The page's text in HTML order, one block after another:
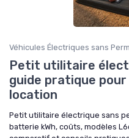
Véhicules Électriques sans
Petit utilitaire
guide pratique
location
Petit utilitaire électrique sans
batterie kWh, coûts, modèles